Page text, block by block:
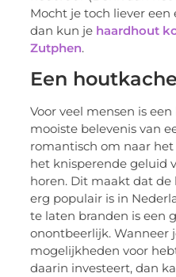
Mocht je toch liever
dan kun je haardhout
Zutphen.
Een
Voor veel mensen is
mooiste belevenis van
romantisch om naar
het knisperende geluid
horen. Dit maakt dat
erg populair is in
te laten branden is een
onontbeerlijk. Wanneer
mogelijkheden voor
daarin investeert, dan